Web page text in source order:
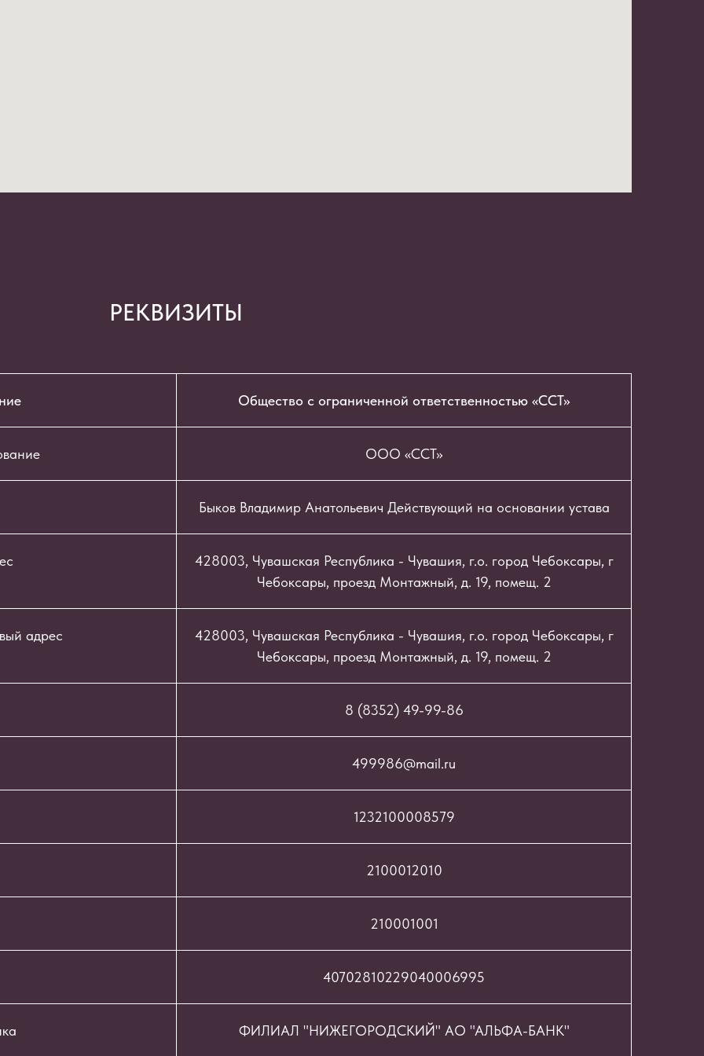
РЕКВИЗИТЫ
Общество с ограниченной ответственностью «ССТ»
ООО «ССТ»
Быков Владимир Анатольевич Действующий на основании устава
428003, Чувашская Республика - Чувашия, г.о. город Чебоксары, г
Чебоксары, проезд Монтажный, д. 19, помещ. 2
адрес
428003, Чувашская Республика - Чувашия, г.о. город Чебоксары, г
Чебоксары, проезд Монтажный, д. 19, помещ. 2
8 (8352) 49-99-86
499986@mail.ru
1232100008579
2100012010
210001001
40702810229040006995
ФИЛИАЛ "НИЖЕГОРОДСКИЙ" АО "АЛЬФА-БАНК"